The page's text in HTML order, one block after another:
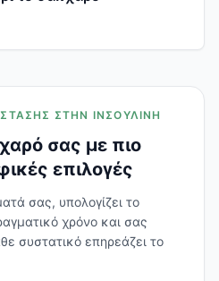
ΣΤΗΝ ΙΝΣΟΥΛΊΝΗ
σας με πιο
επιλογές
σας, υπολογίζει το
χρόνο και σας
συστατικό επηρεάζει το